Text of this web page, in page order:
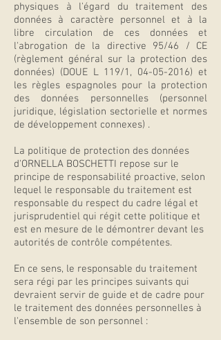
physiques à l'égard du traitement des
données à caractère personnel et à la
libre circulation de ces données et
l'abrogation de la directive 95/46 / CE
(règlement général sur la protection des
données) (DOUE L 119/1, 04-05-2016) et
les règles espagnoles pour la protection
des données personnelles (personnel
juridique, législation sectorielle et normes
de développement connexes) .
La politique de protection des données
d'ORNELLA BOSCHETTI repose sur le
principe de responsabilité proactive, selon
lequel le responsable du traitement est
responsable du respect du cadre légal et
jurisprudentiel qui régit cette politique et
est en mesure de le démontrer devant les
autorités de contrôle compétentes.
En ce sens, le responsable du traitement
sera régi par les principes suivants qui
devraient servir de guide et de cadre pour
le traitement des données personnelles à
l'ensemble de son personnel :